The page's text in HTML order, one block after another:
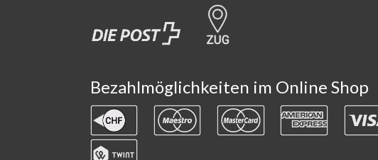
Bezahlmöglichkeiten im Online Shop